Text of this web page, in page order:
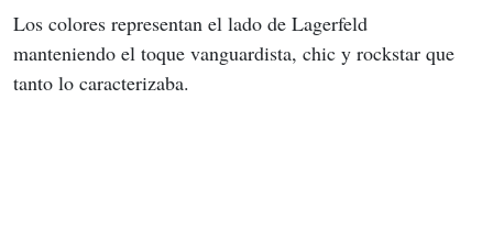
Los colores representan el lado de Lagerfeld
manteniendo el toque vanguardista, chic y rockstar que
tanto lo caracterizaba.